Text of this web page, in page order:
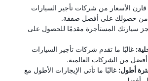
قارن الأسعار من شركات تأجير السيارات
من حصولك على أفضل صفقة.
سيارتك المستأجرة مقدمًا للحصول على
غالبًا ما تقدم شركات تأجير السيارات
من الشركات العالمية.
أطول: غالبًا ما تأتي الإيجارات الأطول مع